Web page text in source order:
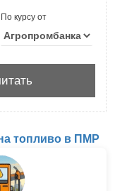
По курсу от
топливо в ПМР